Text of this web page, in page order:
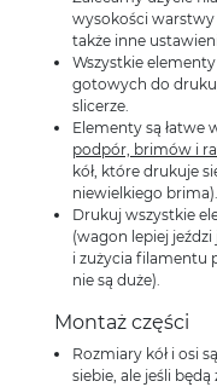
wysokości warstwy
także inne
Wszystkie
gotowych do
slicerze.
Elementy są łatwe
podpór, brimów i
kół, które drukuje
niewielkiego brima).
Drukuj wszystkie
(wagon lepiej jeździ
i zużycia filamentu
nie są duże).
Montaż części
Rozmiary kół i osi
siebie, ale jeśli